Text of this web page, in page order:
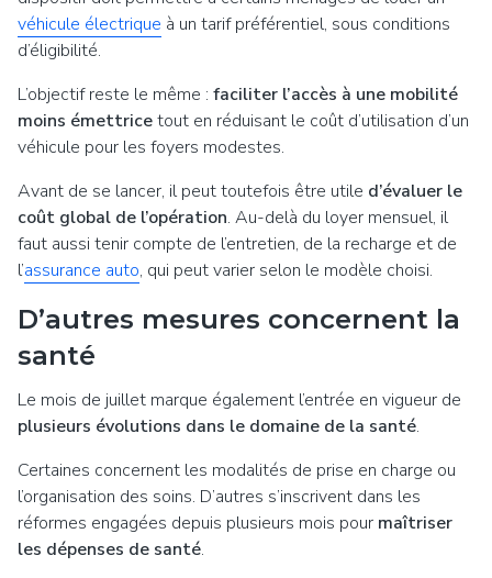
véhicule électrique à un tarif préférentiel, sous conditions
d’éligibilité.
L’objectif reste le même : faciliter l’accès à une mobilité
moins émettricetout en réduisant le coût d’utilisation d’un
véhicule pour les foyers modestes.
Avant de se lancer, il peut toutefois être utile d’évaluer le
coût global de l’opération. Au-delà du loyer mensuel, il
faut aussi tenir compte de l’entretien, de la recharge et de
l’assurance auto, qui peut varier selon le modèle choisi.
D’autres mesures concernent la
santé
Le mois de juillet marque également l’entrée en vigueur de
plusieurs évolutions dans le domaine de la santé.
Certaines concernent les modalités de prise en charge ou
l’organisation des soins. D’autres s’inscrivent dans les
réformes engagées depuis plusieurs mois pour maîtriser
les dépenses de santé.